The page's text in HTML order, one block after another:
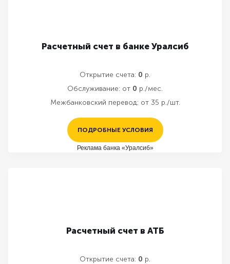
Расчетный счет в банке Уралсиб
Открытие счета: 0 р.
Обслуживание: от 0 р./мес.
Межбанковский перевод: от 35 р./шт.
ПОДРОБНЫЕ УСЛОВИЯ
Реклама банка «Уралсиб»
Расчетный счет в АТБ
Открытие счета: 0 р.